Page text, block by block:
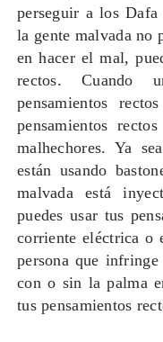
perseguir a los
la gente malvada no
en hacer el mal,
rectos. Cuando
pensamientos
pensamientos
malhechores. Ya
están usando
malvada está
puedes usar tus
corriente eléctrica o
persona que
con o sin la palma
tus pensamientos